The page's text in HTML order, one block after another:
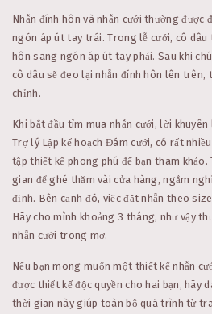
Nhẫn đính hôn và nhẫn cưới thường
ngón áp út tay trái. Trong lễ cưới, cô dâu
hôn sang ngón áp út tay phải. Sau khi
cô dâu sẽ đeo lại nhẫn đính hôn lên trên,
chỉnh.
Khi bắt đầu tìm mua nhẫn cưới, lời
Trợ lý Lập kế hoạch Đám cưới, có rất
tập thiết kế phong phú để bạn tham khảo.
gian để ghé thăm vài cửa hàng, ngắm
định. Bên cạnh đó, việc đặt nhẫn theo
Hãy cho mình khoảng 3 tháng, như vậy
nhẫn cưới trong mơ.
Nếu bạn mong muốn một thiết kế nhẫn
được thiết kế độc quyền cho hai bạn, hãy
thời gian này giúp toàn bộ quá trình từ